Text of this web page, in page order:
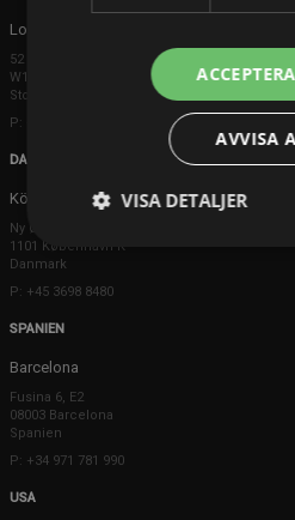
London
52 Brook Street
W1K 5DS London
Storbritannien
P: +44 203 608 8181
DANMARK
Köpenhamn
Ny Østergade 20
1101 København K
Danmark
P: +45 3698 8480
SPANIEN
Barcelona
Fusina 6, E2
08003 Barcelona
Spanien
P: +34 971 781 990
USA
AVVISA
VISA DETALJER